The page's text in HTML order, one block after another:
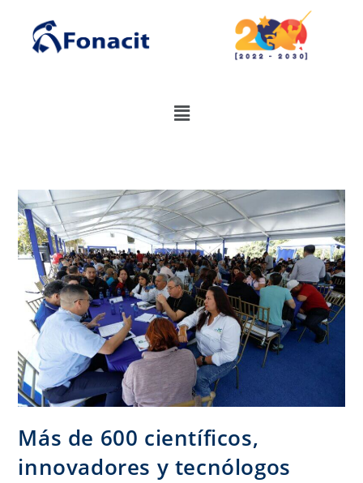
Más de 600 científicos,
innovadores y tecnólogos